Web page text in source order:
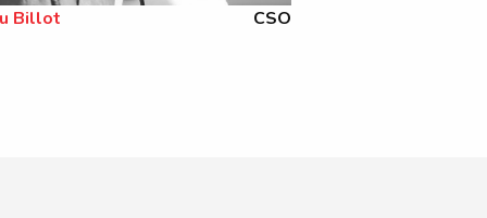
Billot CSO